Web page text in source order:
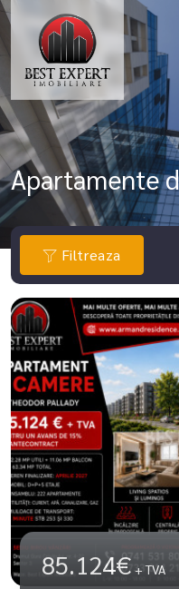
Apartamente
Filtreaza
85.124€+ TVA